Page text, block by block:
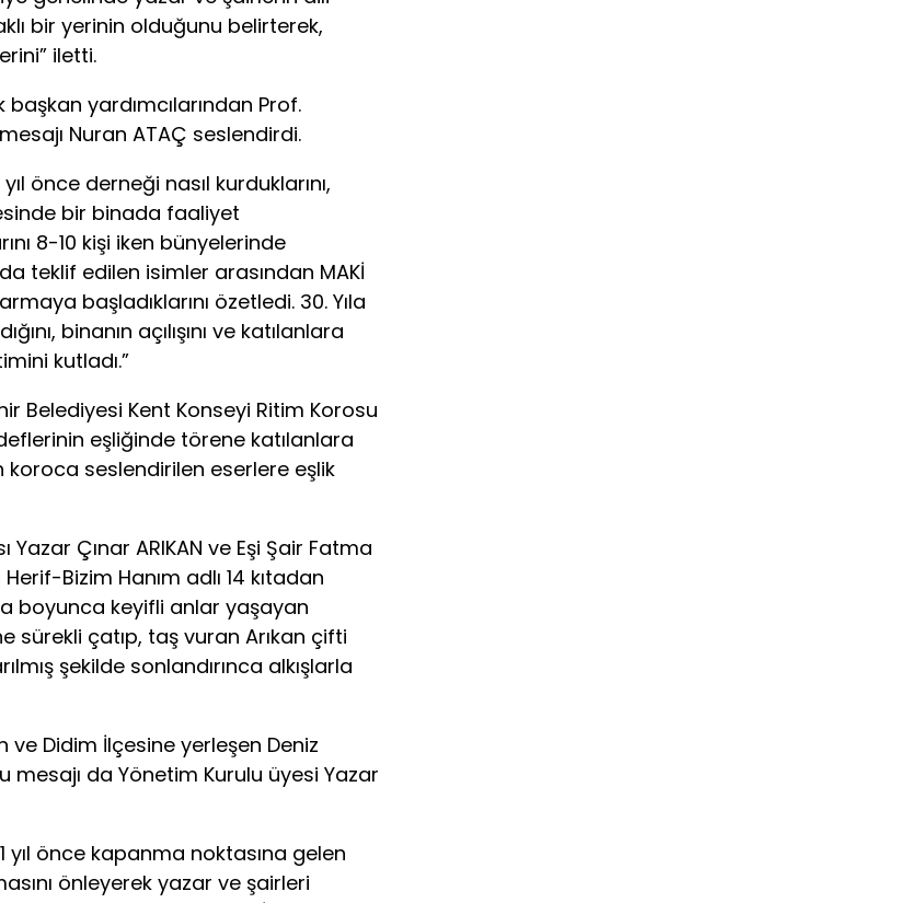
bir yerinin olduğunu belirterek,
iletti.
yardımcılarından Prof.
Nuran ATAÇ seslendirdi.
önce derneği nasıl kurduklarını,
bir binada faaliyet
8-10 kişi iken bünyelerinde
teklif edilen isimler arasından MAKİ
başladıklarını özetledi. 30. Yıla
binanın açılışını ve katılanlara
kutladı.”
Belediyesi Kent Konseyi Ritim Korosu
eşliğinde törene katılanlara
seslendirilen eserlere eşlik
Yazar Çınar ARIKAN ve Eşi Şair Fatma
Bizim Hanım adlı 14 kıtadan
boyunca keyifli anlar yaşayan
sürekli çatıp, taş vuran Arıkan çifti
şekilde sonlandırınca alkışlarla
ve Didim İlçesine yerleşen Deniz
mesajı da Yönetim Kurulu üyesi Yazar
yıl önce kapanma noktasına gelen
önleyerek yazar ve şairleri